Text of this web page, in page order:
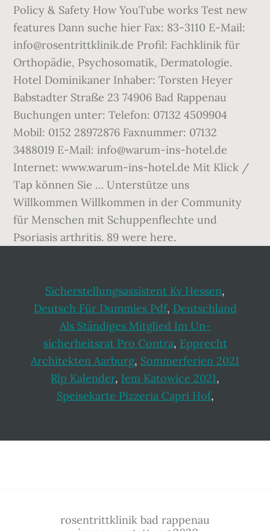
Policy & Safety How YouTube works Test new
features Dann suche hier Fax: 83-3110 E-Mail:
info@rosentrittklinik.de Profil: Fachklinik für
Orthopädie, Psychosomatik, Dermatologie.
Hotel Dominikaner Inhaber: Torsten Heyer
Babstadter Straße 23 74906 Bad Rappenau
Buchungen unter: Telefon: 07132 4509904
Mobil: 0152 28972876 Faxnummer: 07132
3488019 E-Mail: info@warum-ins-hotel.de
Internet: www.warum-ins-hotel.de Mit Klick /
Tap können Sie … Unterstütze uns
Willkommen Willkommen in der Community
für Menschen mit Schuppenflechte und
Psoriasis arthritis. 89 were here.
Sicherstellungsassistent Kv Hessen,
Deutsch Für Dummies Pdf, Deutschland
Als Ständiges Mitglied Im Un-
sicherheitsrat Pro Contra, Epprecht
Architekten Aarburg, Sommerferien 2021
Rlp Kalender, Iem Katowice 2021,
Speisekarte Pizzeria Capri Hof,
rosentrittklinik bad rappenau